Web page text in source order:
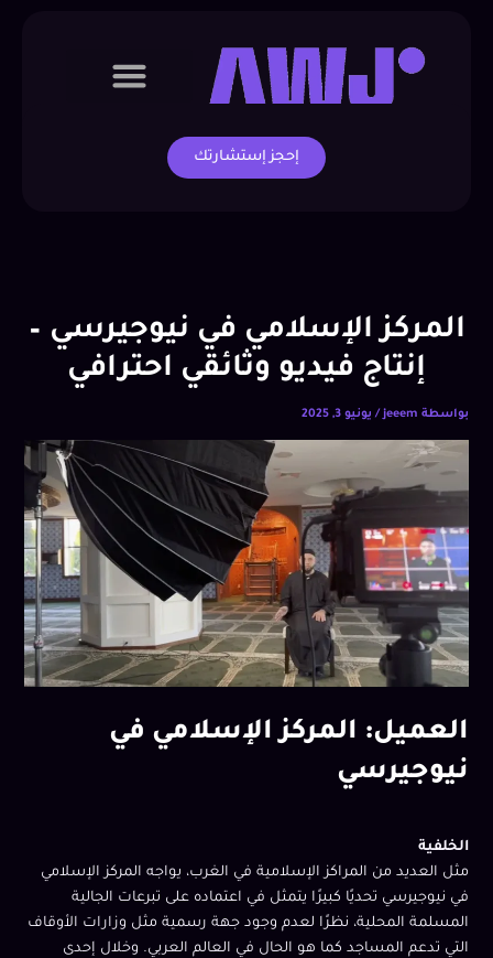
إحجز إستشارتك
المركز الإسلامي في نيوجيرسي –
إنتاج فيديو وثائقي احترافي
بواسطة jeeem
/ يونيو 3, 2025
العميل: المركز الإسلامي في
نيوجيرسي
الخلفية
مثل العديد من المراكز الإسلامية في الغرب، يواجه المركز الإسلامي
في نيوجيرسي تحديًا كبيرًا يتمثل في اعتماده على تبرعات الجالية
المسلمة المحلية، نظرًا لعدم وجود جهة رسمية مثل وزارات الأوقاف
التي تدعم المساجد كما هو الحال في العالم العربي. وخلال إحدى